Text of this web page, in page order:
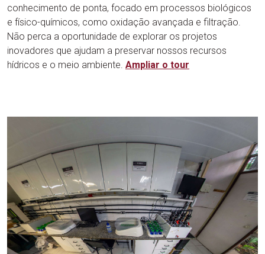
conhecimento de ponta, focado em processos biológicos
e físico-químicos, como oxidação avançada e filtração.
Não perca a oportunidade de explorar os projetos
inovadores que ajudam a preservar nossos recursos
hídricos e o meio ambiente. Ampliar o tour